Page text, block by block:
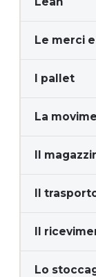
Le merci
I pallet
La
Il
Il
Il
Lo